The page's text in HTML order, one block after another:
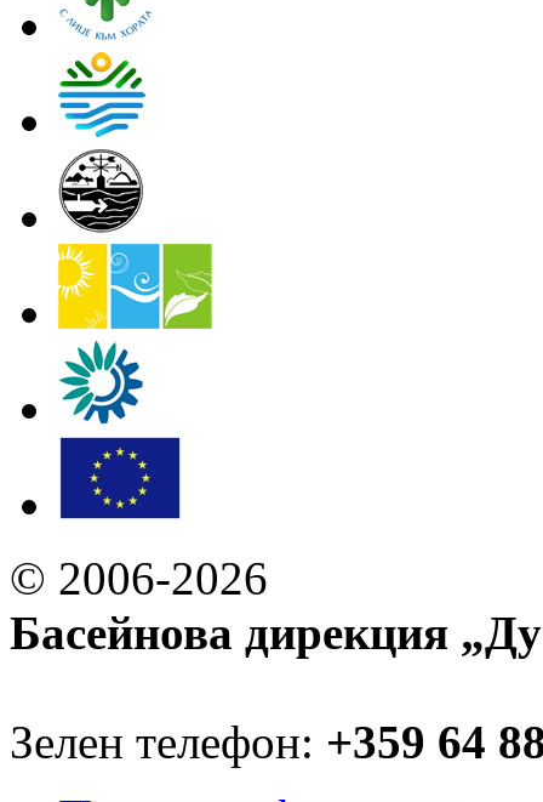
© 2006-2026
Басейнова дирекция
Зелен телефон: +359 64